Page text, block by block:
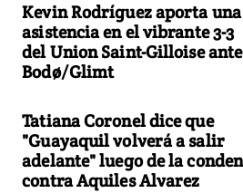
Kevin Rodríguez aporta una
asistencia en el vibrante 3-3
del Union Saint-Gilloise ante
Bodø/Glimt
Tatiana Coronel dice que
"Guayaquil volverá a salir
adelante" luego de la
contra Aquiles Alvarez